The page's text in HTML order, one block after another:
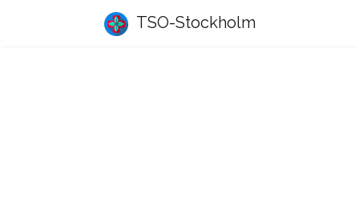
TSO-Stockholm